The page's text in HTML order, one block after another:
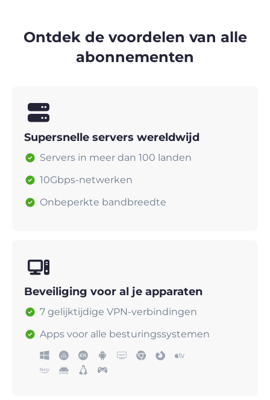
Ontdek de voordelen van alle
abonnementen
Supersnelle servers wereldwijd
Servers in meer dan 100 landen
10Gbps-netwerken
Onbeperkte bandbreedte
Beveiliging voor al je apparaten
7 gelijktijdige VPN-verbindingen
Apps voor alle besturingssystemen